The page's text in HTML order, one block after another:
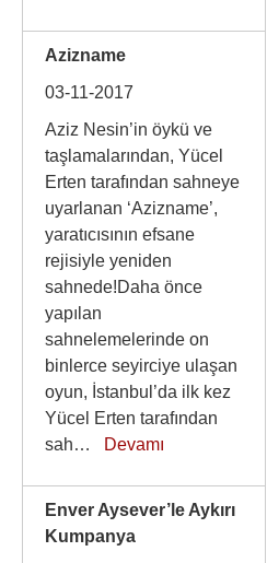
Azizname
03-11-2017
Aziz Nesin’in öykü ve
taşlamalarından, Yücel
Erten tarafından sahneye
uyarlanan ‘Azizname’,
yaratıcısının efsane
rejisiyle yeniden
sahnede!Daha önce
yapılan
sahnelemelerinde on
binlerce seyirciye ulaşan
oyun, İstanbul’da ilk kez
Yücel Erten tarafından
sah… Devamı
Enver Aysever’le Aykırı
Kumpanya